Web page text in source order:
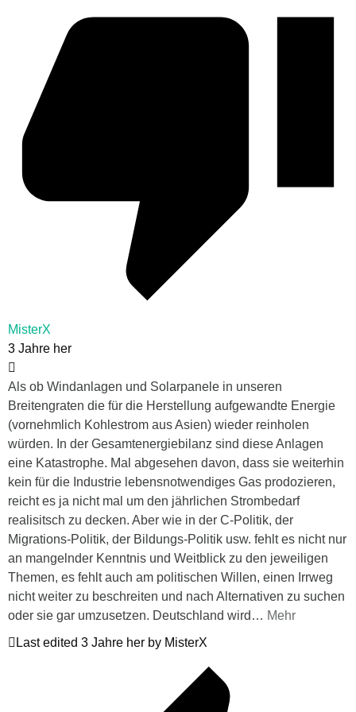
MisterX
3 Jahre her
Als ob Windanlagen und Solarpanele in unseren
Breitengraten die für die Herstellung aufgewandte Energie
(vornehmlich Kohlestrom aus Asien) wieder reinholen
würden. In der Gesamtenergiebilanz sind diese Anlagen
eine Katastrophe. Mal abgesehen davon, dass sie weiterhin
kein für die Industrie lebensnotwendiges Gas prodozieren,
reicht es ja nicht mal um den jährlichen Strombedarf
realisitsch zu decken. Aber wie in der C-Politik, der
Migrations-Politik, der Bildungs-Politik usw. fehlt es nicht nur
an mangelnder Kenntnis und Weitblick zu den jeweiligen
Themen, es fehlt auch am politischen Willen, einen Irrweg
nicht weiter zu beschreiten und nach Alternativen zu suchen
oder sie gar umzusetzen. Deutschland wird … Mehr
Last edited 3 Jahre her by MisterX